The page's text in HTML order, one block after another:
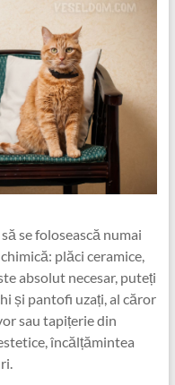
se folosească numai
plăci ceramice,
absolut necesar, puteți
și pantofi uzați, al căror
sau tapițerie din
încălțămintea